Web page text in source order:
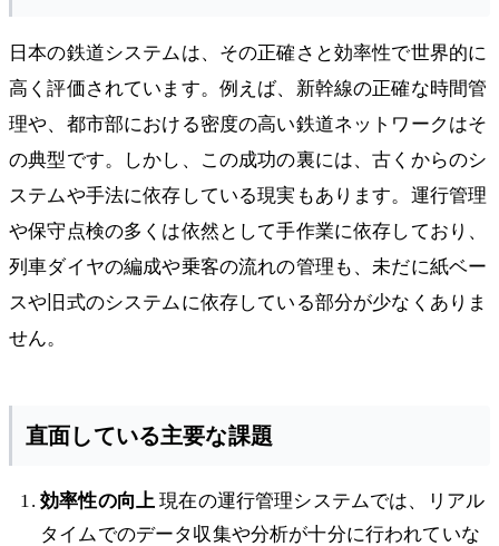
日本の鉄道システムは、その正確さと効率性で世界的に
高く評価されています。例えば、新幹線の正確な時間管
理や、都市部における密度の高い鉄道ネットワークはそ
の典型です。しかし、この成功の裏には、古くからのシ
ステムや手法に依存している現実もあります。運行管理
や保守点検の多くは依然として手作業に依存しており、
列車ダイヤの編成や乗客の流れの管理も、未だに紙ベー
スや旧式のシステムに依存している部分が少なくありま
せん。
直面している主要な課題
効率性の向上 現在の運行管理システムでは、リアル
タイムでのデータ収集や分析が十分に行われていな